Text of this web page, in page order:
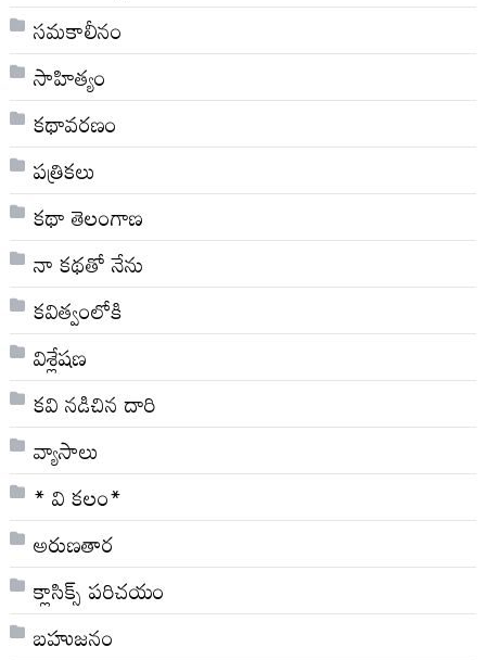
సమకాలీనం
సాహిత్యం
కథావరణం
పత్రికలు
కథా తెలంగాణ
నా క‌థ‌తో నేను
కవిత్వంలోకి
విశ్లేషణ
కవి నడిచిన దారి
వ్యాసాలు
* వి క‌లం*
అరుణతార
క్లాసిక్స్ ప‌రిచ‌యం
బహుజనం